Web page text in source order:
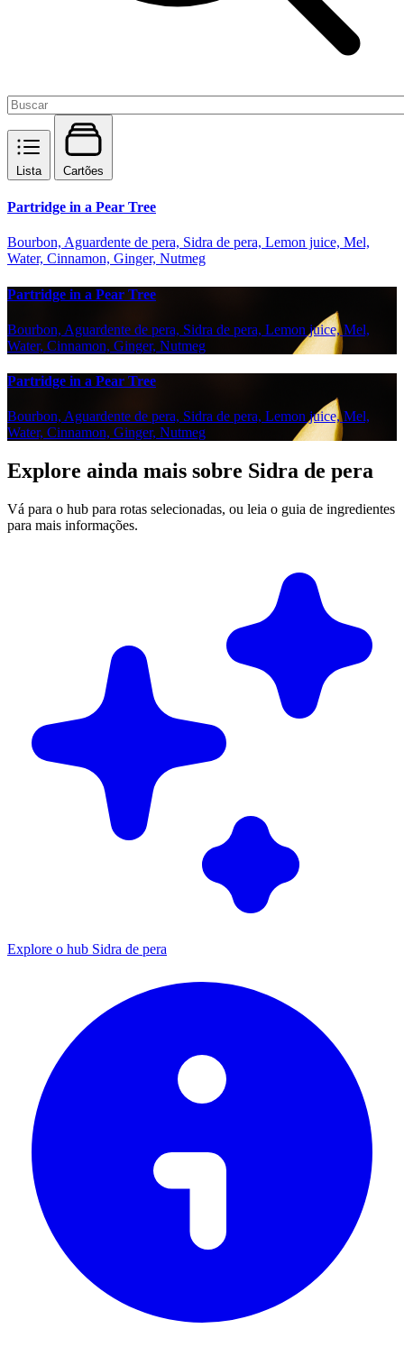
Lista Cartões
Partridge in a Pear Tree
Bourbon, Aguardente de pera, Sidra de pera, Lemon juice, Mel,
Water, Cinnamon, Ginger, Nutmeg
Partridge in a Pear Tree
Bourbon, Aguardente de pera, Sidra de pera, Lemon juice, Mel,
Water, Cinnamon, Ginger, Nutmeg
Partridge in a Pear Tree
Bourbon, Aguardente de pera, Sidra de pera, Lemon juice, Mel,
Water, Cinnamon, Ginger, Nutmeg
Explore ainda mais sobre Sidra de pera
Vá para o hub para rotas selecionadas, ou leia o guia de ingredientes
para mais informações.
Explore o hub Sidra de pera